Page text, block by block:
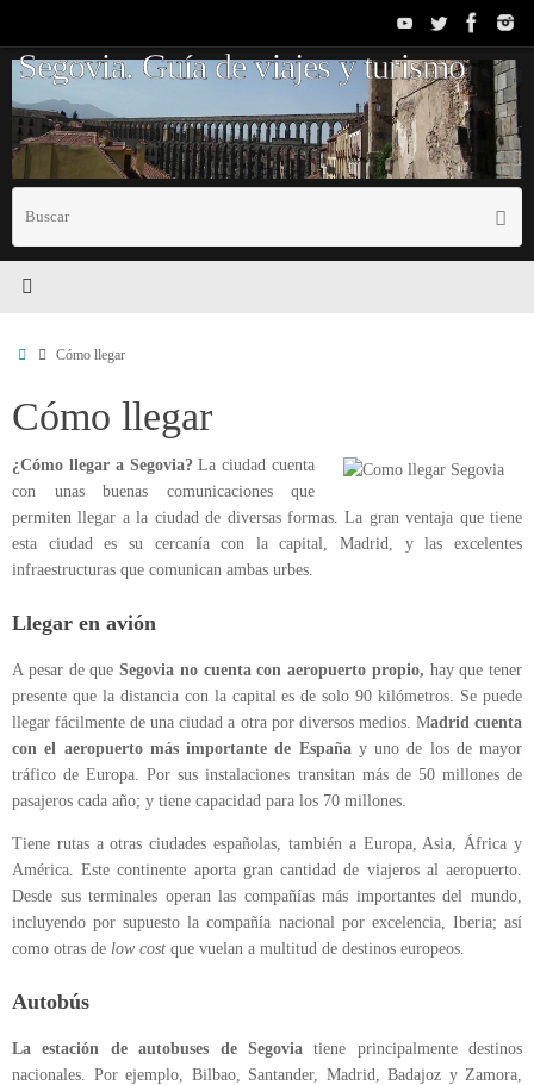
contenido
Segovia. Guía de viajes y turismo
InicioCómo llegar
Cómo llegar
¿Cómo llegar a Segovia? La ciudad cuenta
con unas buenas comunicaciones que
permiten llegar a la ciudad de diversas formas. La gran ventaja que tiene
esta ciudad es su cercanía con la capital, Madrid, y las excelentes
infraestructuras que comunican ambas urbes.
Llegar en avión
A pesar de que Segovia no cuenta con aeropuerto propio, hay que tener
presente que la distancia con la capital es de solo 90 kilómetros. Se puede
llegar fácilmente de una ciudad a otra por diversos medios. Madrid cuenta
con el aeropuerto más importante de Españay uno de los de mayor
tráfico de Europa. Por sus instalaciones transitan más de 50 millones de
pasajeros cada año; y tiene capacidad para los 70 millones.
Tiene rutas a otras ciudades españolas, también a Europa, Asia, África y
América. Este continente aporta gran cantidad de viajeros al aeropuerto.
Desde sus terminales operan las compañías más importantes del mundo,
incluyendo por supuesto la compañía nacional por excelencia, Iberia; así
como otras de low cost que vuelan a multitud de destinos europeos.
Autobús
La estación de autobuses de Segovia tiene principalmente destinos
nacionales. Por ejemplo, Bilbao, Santander, Madrid, Badajoz y Zamora,